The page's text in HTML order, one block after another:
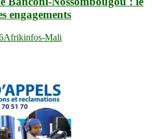
engagements
Afrikinfos-Mali